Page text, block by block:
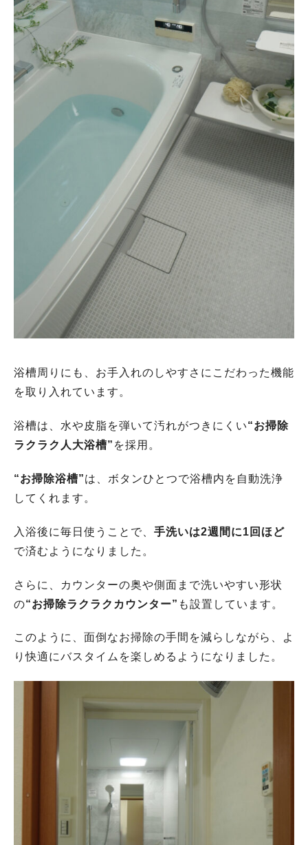
浴槽周りにも、お手入れのしやすさにこだわった機能
を取り入れています。
浴槽は、水や皮脂を弾いて汚れがつきにくい“お掃除
ラクラク人大浴槽” を採用。
“お掃除浴槽”は、ボタンひとつで浴槽内を自動洗浄
してくれます。
入浴後に毎日使うことで、 手洗いは2週間に1回ほど
で済むようになりました。
さらに、カウンターの奥や側面まで洗いやすい形状
の“お掃除ラクラクカウンター” も設置しています。
このように、面倒なお掃除の手間を減らしながら、よ
り快適にバスタイムを楽しめるようになりました。